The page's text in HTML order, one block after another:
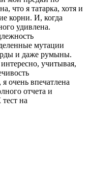
что я татарка, хотя и
корни. И, когда
удивлена.
мутации
и даже румыны.
учитывая,
очень впечатлена
отчета и
на